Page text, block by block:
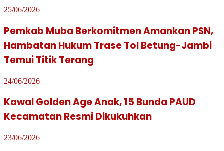
25/06/2026
Pemkab Muba Berkomitmen Amankan PSN,
Hambatan Hukum Trase Tol Betung-Jambi
Temui Titik Terang
24/06/2026
Kawal Golden Age Anak, 15 Bunda PAUD
Kecamatan Resmi Dikukuhkan
23/06/2026